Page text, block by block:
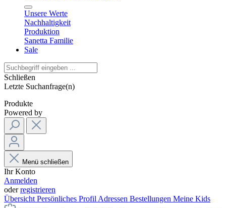
Unsere Werte
Nachhaltigkeit
Produktion
Sanetta Familie
Sale
Schließen
Letzte Suchanfrage(n)
Produkte
Powered by
Menü schließen
Ihr Konto
Anmelden
oderregistrieren
Übersicht Persönliches Profil Adressen Bestellungen Meine Kids